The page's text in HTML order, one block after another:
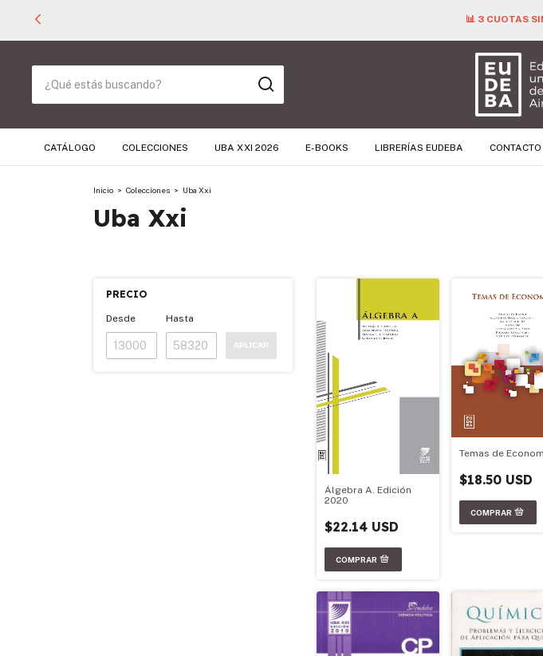
📊 3 CUOTAS
CATÁLOGO COLECCIONES UBA XXI 2026 E-BOOKS LIBRERÍAS EUDEBA CONTACTO
Inicio > Colecciones > Uba Xxi
Uba Xxi
PRECIO
Desde Hasta
APLICAR
Álgebra A. Edición
2020
$22.14 USD
Temas de
$18.50 USD